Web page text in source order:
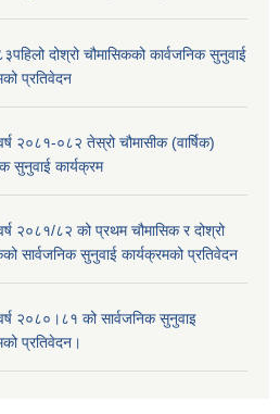
दोश्रो चौमासिकको कार्वजनिक सुनुवाई
प्रतिवेदन
२०८१-०८२ तेस्रो चौमासीक (वार्षिक)
सुनुवाई कार्यक्रम
२०८१/८२ को प्रथम चौमासिक र दोश्रो
सार्वजनिक सुनुवाई कार्यक्रमको प्रतिवेदन
२०८०।८१ को सार्वजनिक सुनुवाइ
प्रतिवेदन।